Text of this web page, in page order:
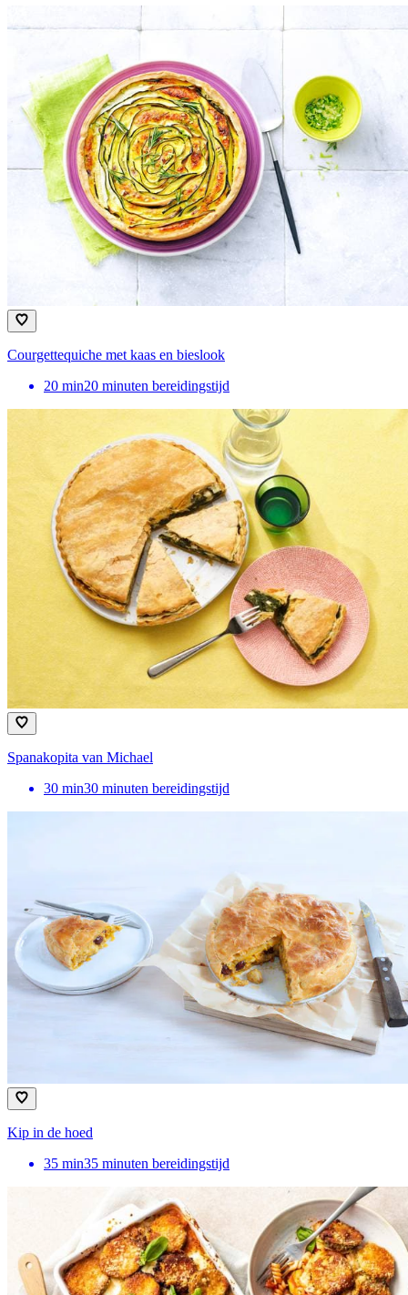
Courgettequiche met kaas en bieslook
20 min20 minuten bereidingstijd
Spanakopita van Michael
30 min30 minuten bereidingstijd
Kip in de hoed
35 min35 minuten bereidingstijd